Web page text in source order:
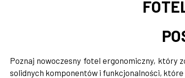
Poznaj nowoczesny fotel ergonomiczny, który
solidnych komponentów i funkcjonalności,